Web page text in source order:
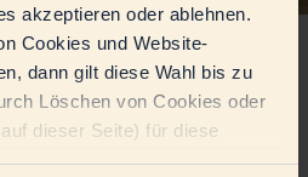
akzeptieren oder ablehnen.
Cookies und Website-
dann gilt diese Wahl bis zu
Löschen von Cookies oder
dieser Seite) für diese
ein
Landwirte
Deutschlands größte
ihren Mitgliedern – den